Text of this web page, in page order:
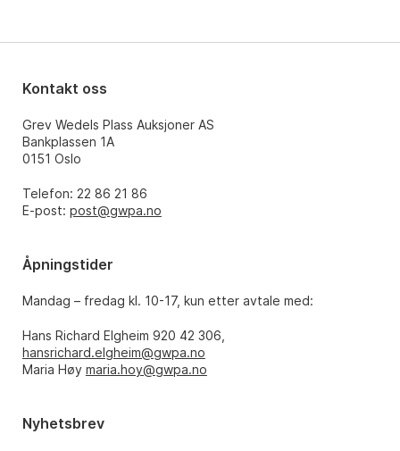
Kontakt oss
Grev Wedels Plass Auksjoner AS
Bankplassen 1A
0151 Oslo
Telefon: 22 86 21 86
E-post: post@gwpa.no
Åpningstider
Mandag – fredag kl. 10-17, kun etter avtale med:
Hans Richard Elgheim 920 42 306,
hansrichard.elgheim@gwpa.no
Maria Høy maria.hoy@gwpa.no
Nyhetsbrev